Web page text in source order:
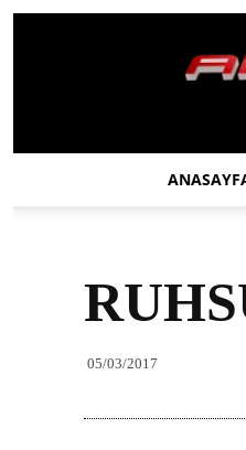
05/03/2017